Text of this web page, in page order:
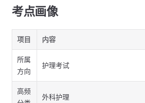
考点画像
项目 内容
所属
方向
护理考试
高频
外科护理